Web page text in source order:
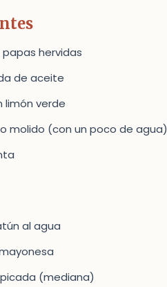
papas hervidas
de aceite
limón verde
molido (con un poco de agua)
al agua
(mediana)